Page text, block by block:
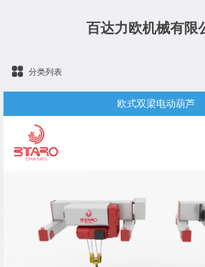
百达力欧机械有限
分类列表
欧式双梁电动葫芦